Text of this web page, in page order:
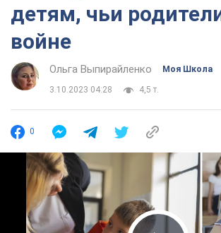
детям, чьи
войне
Ольга Выпирайленко Моя Школа
3.10.2023 04:28 4,5 т.
0